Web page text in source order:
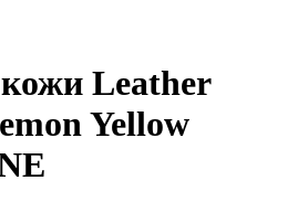
Leather
Yellow